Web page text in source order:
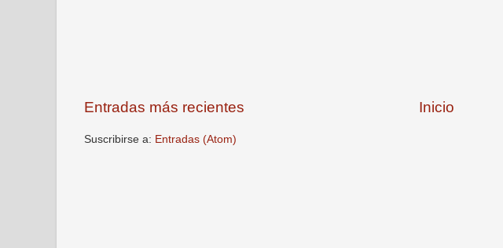
Entradas más recientes Inicio
Suscribirse a: Entradas (Atom)